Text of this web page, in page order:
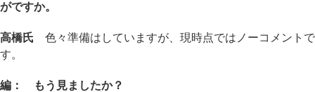
がですか。
高橋氏 色々準備はしていますが、現時点ではノーコメントで
す。
編： もう見ましたか？